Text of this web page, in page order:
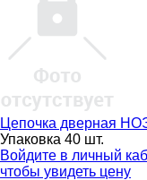
Цепочка дверная
Упаковка 40 шт.
Войдите в личный
чтобы увидеть цену